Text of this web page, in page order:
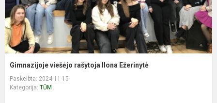
Gimnazijoje viešėjo rašytoja Ilona Ežerinytė
Paskelbta: 2024-11-15
Kategorija: TŪM